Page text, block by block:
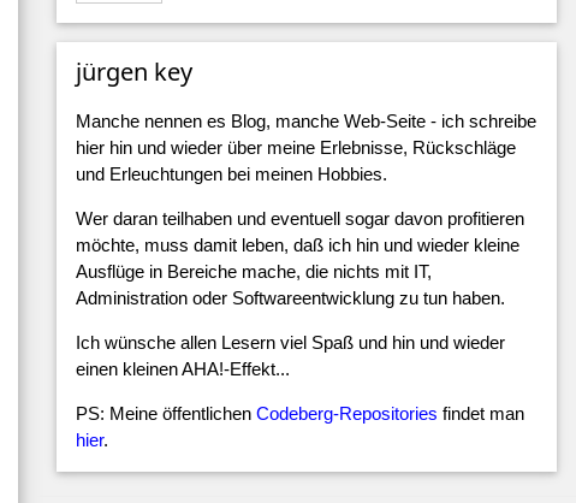
jürgen key
Manche nennen es Blog, manche Web-Seite - ich schreibe
hier hin und wieder über meine Erlebnisse, Rückschläge
und Erleuchtungen bei meinen Hobbies.
Wer daran teilhaben und eventuell sogar davon profitieren
möchte, muss damit leben, daß ich hin und wieder kleine
Ausflüge in Bereiche mache, die nichts mit IT,
Administration oder Softwareentwicklung zu tun haben.
Ich wünsche allen Lesern viel Spaß und hin und wieder
einen kleinen AHA!-Effekt...
PS: Meine öffentlichen Codeberg-Repositories findet man
hier.